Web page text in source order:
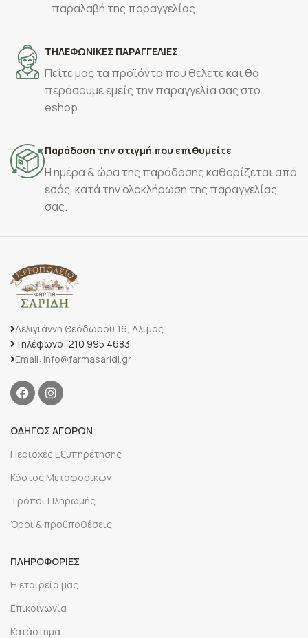
παραλαβή της παραγγελίας.
ΤΗΛΕΦΩΝΙΚΕΣ ΠΑΡΑΓΓΕΛΙΕΣ
Πείτε μας τα προϊόντα που θέλετε και θα
περάσουμε εμείς την παραγγελία σας στο
eshop.
Παράδοση την στιγμή που επιθυμείτε
Η ημέρα & ώρα της παράδοσης καθορίζεται από
εσάς, κατά την ολοκλήρωση της παραγγελίας
σας.
Δελιγιάννη Θεόδωρου 16, Άλιμος
Τηλέφωνο: 210 995 4683
Email: info@farmasaridi.gr
ΟΔΗΓΟΣ ΑΓΟΡΩΝ
Περιοχές Εξυπηρέτησης
Κόστος Μεταφορικών
Τρόποι Πληρωμής
Όροι & προϋποθέσεις
ΠΛΗΡΟΦΟΡΙΕΣ
Η εταιρεία μας
Επικοινωνία
Κατάστημα